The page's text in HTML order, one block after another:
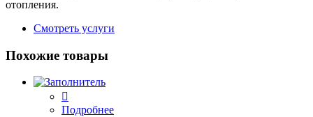
отопления.
Смотреть услуги
Похожие товары
Подробнее